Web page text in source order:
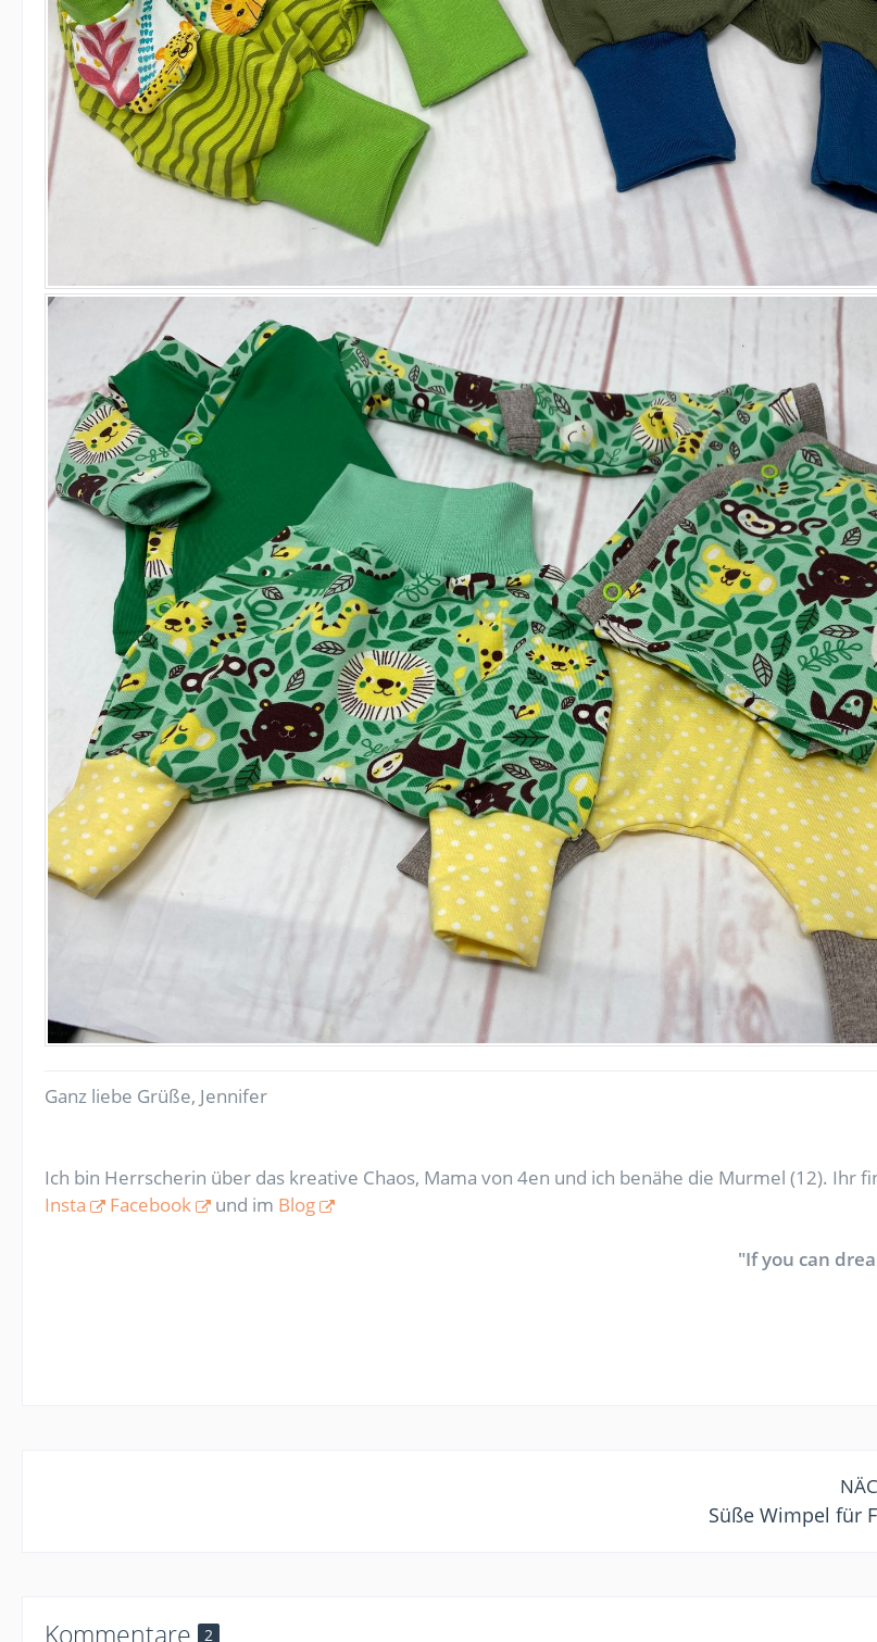
Ganz liebe Grüße, Jennifer
Ich bin Herrscherin über das kreative Chaos, Mama von 4en und ich benähe die Murmel (12). Ihr
Insta
Facebook und im Blog
"If you can
Süße Wimpel für
Kommentare 2